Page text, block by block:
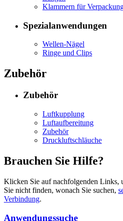
Klammern für
Spezialanwendungen
Wellen-Nägel
Ringe und Clips
Zubehör
Zubehör
Luftkupplung
Luftaufbereitung
Zubehör
Druckluftschläuche
Brauchen Sie Hilfe?
Klicken Sie auf nachfolgenden Links,
Sie nicht finden, wonach Sie suchen,
Verbindung.
Anwendungssuche